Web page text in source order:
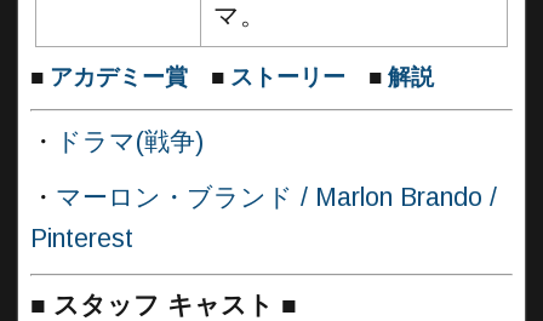
マ。
■ アカデミー賞 ■ ストーリー ■ 解説
・
ドラマ(戦争)
・ マーロン・ブランド / Marlon Brando /
Pinterest
■ スタッフ キャスト ■